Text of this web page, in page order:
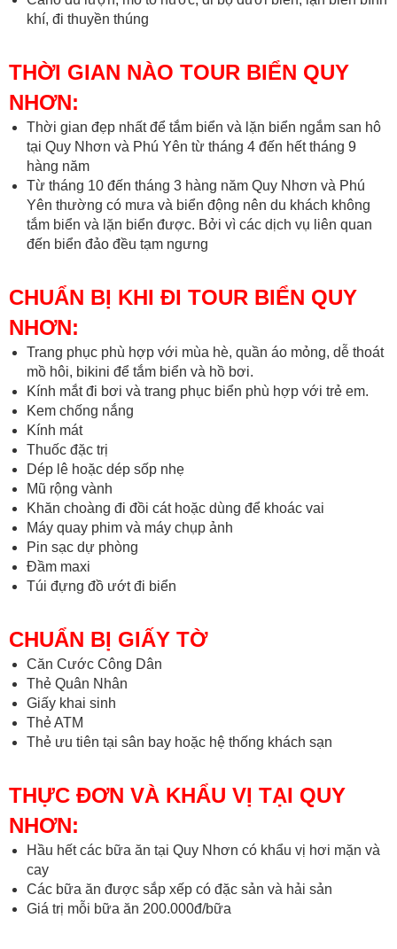
khí, đi thuyền thúng
THỜI GIAN NÀO TOUR BIỂN QUY
NHƠN:
Thời gian đẹp nhất để tắm biển và lặn biển ngắm san hô
tại Quy Nhơn và Phú Yên từ tháng 4 đến hết tháng 9
hàng năm
Từ tháng 10 đến tháng 3 hàng năm Quy Nhơn và Phú
Yên thường có mưa và biển động nên du khách không
tắm biển và lặn biển được. Bởi vì các dịch vụ liên quan
đến biển đảo đều tạm ngưng
CHUẨN BỊ KHI ĐI TOUR BIỂN QUY
NHƠN:
Trang phục phù hợp với mùa hè, quần áo mỏng, dễ thoát
mồ hôi, bikini để tắm biển và hồ bơi.
Kính mắt đi bơi và trang phục biển phù hợp với trẻ em.
Kem chống nắng
Kính mát
Thuốc đặc trị
Dép lê hoặc dép sốp nhẹ
Mũ rộng vành
Khăn choàng đi đồi cát hoặc dùng để khoác vai
Máy quay phim và máy chụp ảnh
Pin sạc dự phòng
Đầm maxi
Túi đựng đồ ướt đi biển
CHUẨN BỊ GIẤY TỜ
Căn Cước Công Dân
Thẻ Quân Nhân
Giấy khai sinh
Thẻ ATM
Thẻ ưu tiên tại sân bay hoặc hệ thống khách sạn
THỰC ĐƠN VÀ KHẨU VỊ TẠI QUY
NHƠN:
Hầu hết các bữa ăn tại Quy Nhơn có khẩu vị hơi mặn và
cay
Các bữa ăn được sắp xếp có đặc sản và hải sản
Giá trị mỗi bữa ăn 200.000đ/bữa